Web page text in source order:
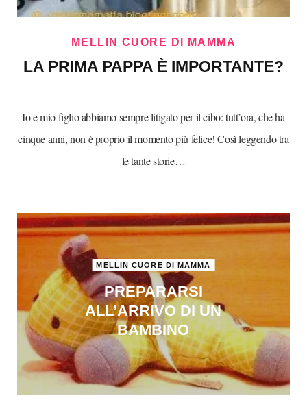
MELLIN CUORE DI MAMMA
LA PRIMA PAPPA È IMPORTANTE?
Io e mio figlio abbiamo sempre litigato per il cibo: tutt’ora, che ha
cinque anni, non è proprio il momento più felice! Così leggendo tra
le tante storie…
MELLIN CUORE DI MAMMA
PREPARARSI
ALL’ARRIVO DI UN
BAMBINO